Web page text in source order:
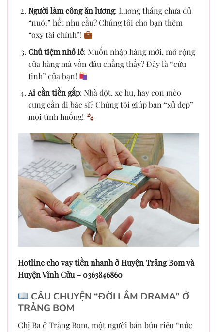
Người làm công ăn lương: Lương tháng chưa đủ
“nuôi” hết nhu cầu? Chúng tôi cho bạn thêm
“oxy tài chính”!
Chủ tiệm nhỏ lẻ: Muốn nhập hàng mới, mở rộng
cửa hàng mà vốn đâu chẳng thấy? Đây là “cứu
tinh” của bạn!
Ai cần tiền gấp: Nhà dột, xe hư, hay con mèo
cưng cần đi bác sĩ? Chúng tôi giúp bạn “xử đẹp”
mọi tình huống!
Hotline cho vay tiền nhanh ở Huyện Trảng Bom và
Huyện Vĩnh Cửu – 0363846860
CÂU CHUYỆN “ĐỜI LẮM DRAMA” Ở
TRẢNG BOM
Chị Ba ở Trảng Bom, một người bán bún riêu “nức